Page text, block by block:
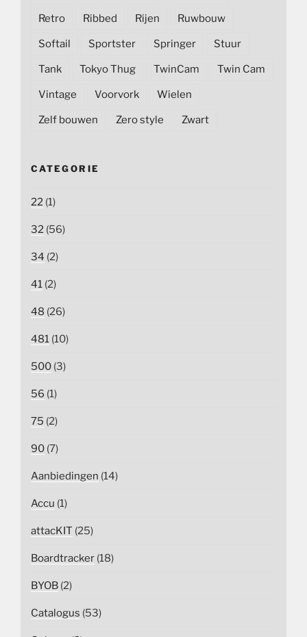
Retro Ribbed Rijen Ruwbouw
Softail Sportster Springer Stuur
Tank Tokyo Thug TwinCam Twin Cam
Vintage Voorvork Wielen
Zelf bouwen Zero style Zwart
CATEGORIE
22 (1)
32 (56)
34 (2)
41 (2)
48 (26)
481 (10)
500 (3)
56 (1)
75 (2)
90 (7)
Aanbiedingen (14)
Accu (1)
attacKIT (25)
Boardtracker (18)
BYOB (2)
Catalogus (53)